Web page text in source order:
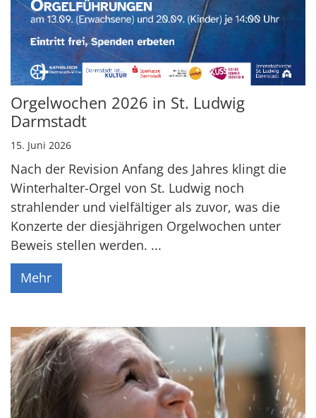
Orgelwochen 2026 in St. Ludwig
Darmstadt
15. Juni 2026
Nach der Revision Anfang des Jahres klingt die
Winterhalter-Orgel von St. Ludwig noch
strahlender und vielfältiger als zuvor, was die
Konzerte der diesjährigen Orgelwochen unter
Beweis stellen werden. ...
Mehr